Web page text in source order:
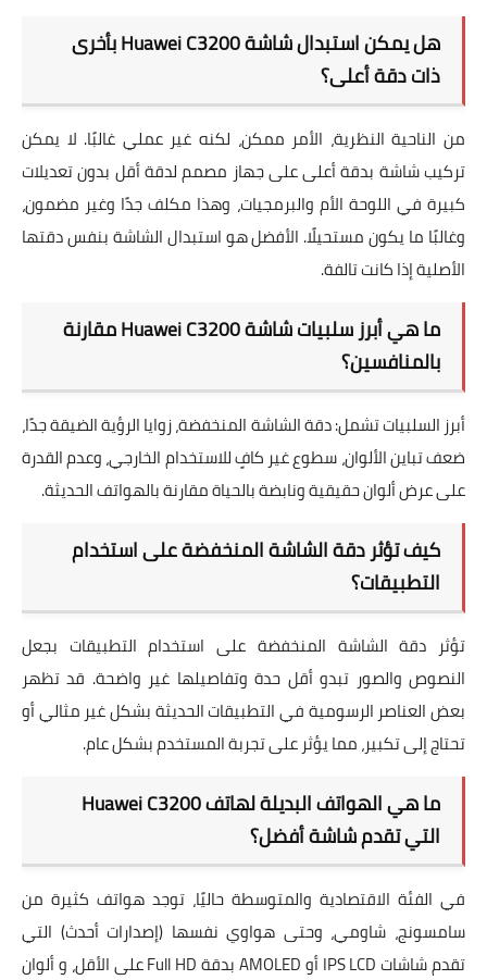
هل يمكن استبدال شاشة Huawei C3200 بأخرى
ذات دقة أعلى؟
من الناحية النظرية، الأمر ممكن، لكنه غير عملي غالبًا. لا يمكن
تركيب شاشة بدقة أعلى على جهاز مصمم لدقة أقل بدون تعديلات
كبيرة في اللوحة الأم والبرمجيات، وهذا مكلف جدًا وغير مضمون،
وغالبًا ما يكون مستحيلًا. الأفضل هو استبدال الشاشة بنفس دقتها
الأصلية إذا كانت تالفة.
ما هي أبرز سلبيات شاشة Huawei C3200 مقارنة
بالمنافسين؟
أبرز السلبيات تشمل:دقة الشاشةالمنخفضة،زوايا الرؤيةالضيقة جدًا،
ضعفتباين الألوان،سطوعغير كافٍ للاستخدام الخارجي، وعدم القدرة
على عرضألوان حقيقيةونابضة بالحياة مقارنة بالهواتف الحديثة.
كيف تؤثر دقة الشاشة المنخفضة على استخدام
التطبيقات؟
تؤثر دقة الشاشة المنخفضة على استخدام التطبيقات بجعل
النصوص والصور تبدو أقل حدة وتفاصيلها غير واضحة. قد تظهر
بعض العناصر الرسومية في التطبيقات الحديثة بشكل غير مثالي أو
تحتاج إلى تكبير، مما يؤثر علىتجربة المستخدمبشكل عام.
ما هي الهواتف البديلة لهاتف Huawei C3200
التي تقدم شاشة أفضل؟
في الفئة الاقتصادية والمتوسطة حاليًا، توجد هواتف كثيرة من
سامسونج، شاومي، وحتى هواوي نفسها (إصدارات أحدث) التي
تقدم شاشات IPS LCD أو AMOLED بدقة Full HD على الأقل، و
ألوان